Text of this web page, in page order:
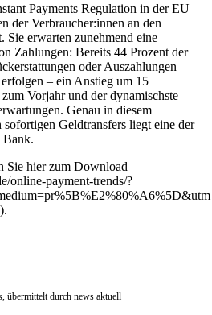
Payments Regulation in der EU
der Verbraucher:innen an den
Sie erwarten zunehmend eine
Zahlungen: Bereits 44 Prozent der
oder Auszahlungen
– ein Anstieg um 15
Vorjahr und der dynamischste
Genau in diesem
Geldtransfers liegt eine der
Bank.
Sie hier zum Download
online-payment-trends/?
übermittelt durch news aktuell